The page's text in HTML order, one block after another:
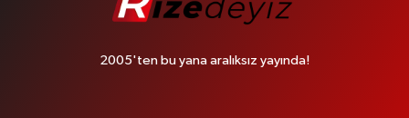
2005'ten bu yana aralıksız yayında!